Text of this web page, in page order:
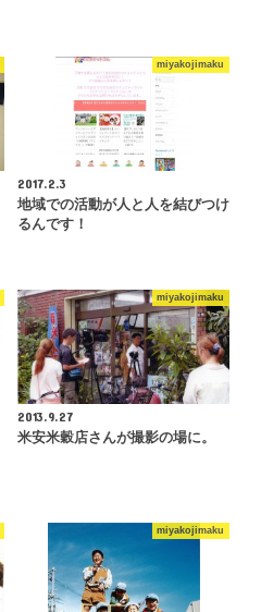
miyakojimaku
2017.2.3
地域での活動が人と人を結びつけ
るんです！
miyakojimaku
2013.9.27
米安米穀店さんが撮影の場に。
miyakojimaku